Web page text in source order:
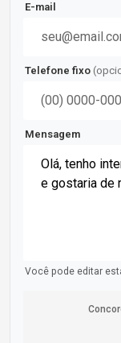
E-mail
Telefone fixo
Mensagem
Você pode editar